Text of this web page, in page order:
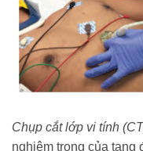
Chụp cắt lớp vi tính
nghiêm trọng của tạng